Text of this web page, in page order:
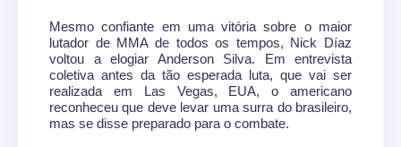
Mesmo confiante em uma vitória sobre o maior
lutador de MMA de todos os tempos, Nick Díaz
voltou a elogiar Anderson Silva. Em entrevista
coletiva antes da tão esperada luta, que vai ser
realizada em Las Vegas, EUA, o americano
reconheceu que deve levar uma surra do brasileiro,
mas se disse preparado para o combate.